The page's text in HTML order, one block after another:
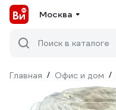
Москва
Поиск в каталоге
Главная / Офис и дом /